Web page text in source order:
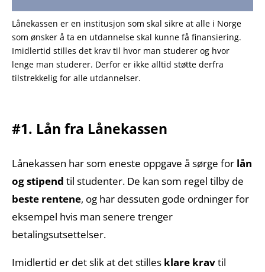
Lånekassen er en institusjon som skal sikre at alle i Norge
som ønsker å ta en utdannelse skal kunne få finansiering.
Imidlertid stilles det krav til hvor man studerer og hvor
lenge man studerer. Derfor er ikke alltid støtte derfra
tilstrekkelig for alle utdannelser.
#1. Lån fra Lånekassen
Lånekassen har som eneste oppgave å sørge for lån
og stipend til studenter. De kan som regel tilby de
beste rentene, og har dessuten gode ordninger for
eksempel hvis man senere trenger
betalingsutsettelser.
Imidlertid er det slik at det stilles klare kravtil